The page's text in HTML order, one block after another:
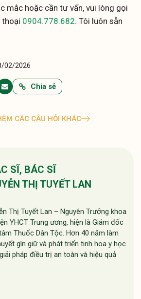
mắc hoặc cần tư vấn, vui lòng gọi
thoại 0904.778.682. Tôi luôn sẵn
02/2026
Chia sẻ
CÁC CÂU HỎI KHÁC
SĨ, BÁC SĨ
THỊ TUYẾT LAN
Thị Tuyết Lan – Nguyên Trưởng khoa
YHCT Trung ương, hiện là Giám đốc
Thuốc Dân Tộc. Hơn 40 năm làm
gìn giữ và phát triển tinh hoa y học
pháp điều trị an toàn và hiệu quả